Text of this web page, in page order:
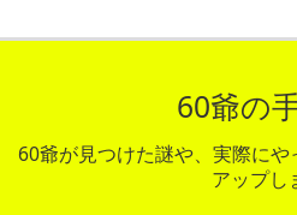
60爺の
60爺が見つけた謎や、実際に
アップし